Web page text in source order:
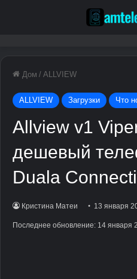
Дом / ALLVIEW
ALLVIEW Загрузки Что
Allview v1
дешевый
Duala
Кристина Матеи 13 января
Последнее обновление: 14 января